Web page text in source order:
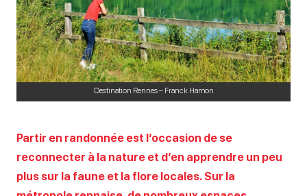
Destination Rennes – Franck Hamon
Partir en randonnée est l’occasion de se
reconnecter à la nature et d’en apprendre un peu
plus sur la faune et la flore locales. Sur la